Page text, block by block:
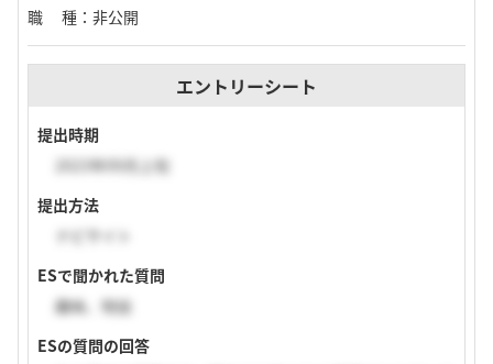
職種 ： 非公開
エントリーシート
提出時期
2023年09月上旬
提出方法
ESで聞かれた質問
趣味、特技
ESの質問の回答